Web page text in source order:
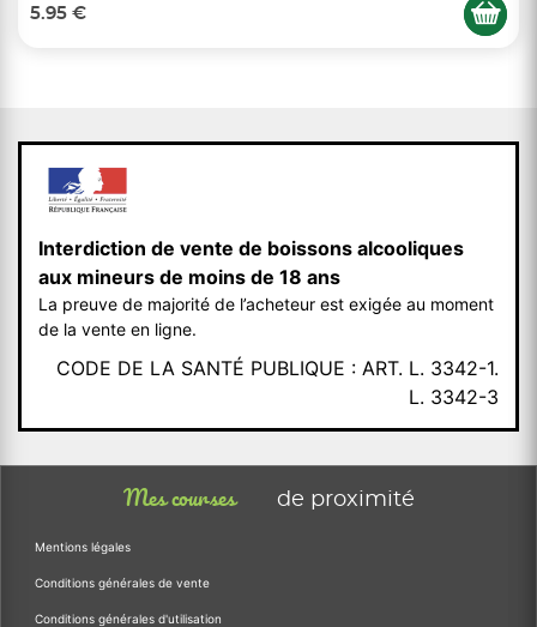
5.95 €
Interdiction de vente de boissons alcooliques
aux mineurs de moins de 18 ans
La preuve de majorité de l’acheteur est exigée au moment
de la vente en ligne.
CODE DE LA SANTÉ PUBLIQUE : ART. L. 3342-1.
L. 3342-3
Mes courses de proximité
Mentions légales
Conditions générales de vente
Conditions générales d'utilisation